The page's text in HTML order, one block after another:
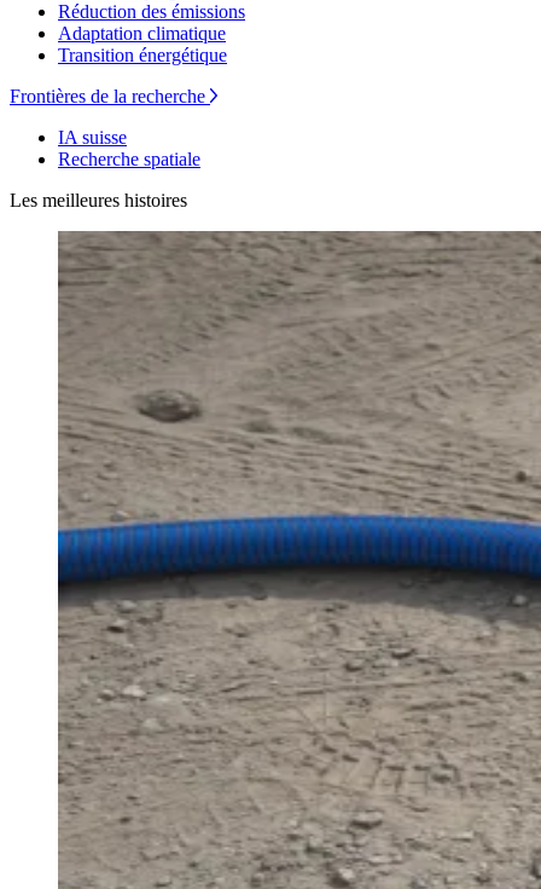
Réduction des émissions
Adaptation climatique
Transition énergétique
Frontières de la recherche
IA suisse
Recherche spatiale
Les meilleures histoires